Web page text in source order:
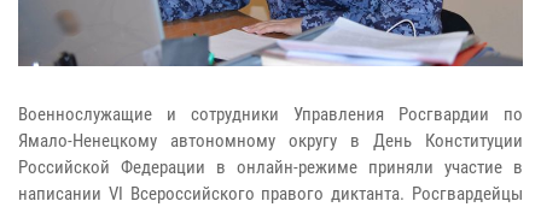
Военнослужащие и сотрудники Управления Росгвардии по
Ямало-Ненецкому автономному округу в День Конституции
Российской Федерации в онлайн-режиме приняли участие в
написании VI Всероссийского правого диктанта. Росгвардейцы